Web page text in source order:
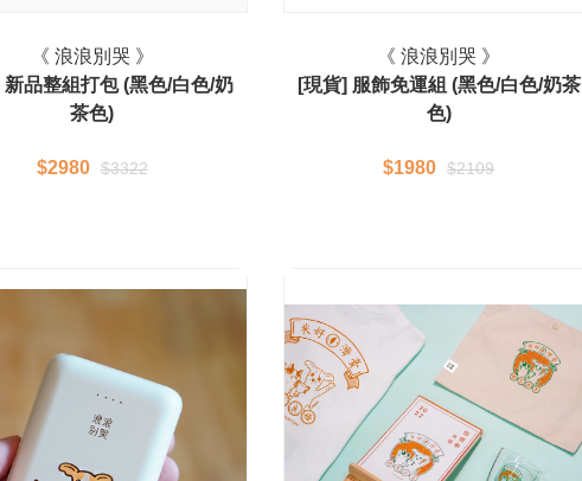
《 浪浪別哭 》
品整組打包 (黑色/白色/奶
茶色)
$2980 $3322
《 浪浪別哭 》
[現貨] 服飾免運組 (黑色/白色/奶茶
色)
$1980 $2109